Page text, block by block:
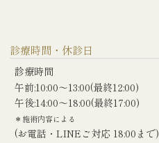
診療時間・休診日
診療時間
午前:10:00〜13:00(最終12:00)
午後:14:00〜18:00(最終17:00)
＊施術内容による
(お電話・LINEご対応 18:00まで)